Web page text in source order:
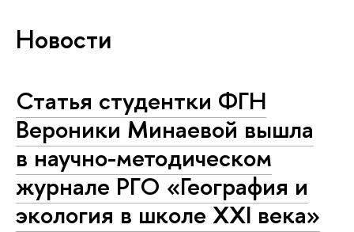
Новости
Статья студентки ФГН
Вероники Минаевой вышла
в научно-методическом
журнале РГО «География и
экология в школе XXI века»